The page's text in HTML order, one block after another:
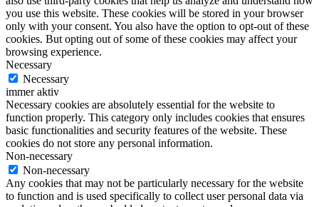
you use this website. These cookies will be stored in your browser
only with your consent. You also have the option to opt-out of these
cookies. But opting out of some of these cookies may affect your
browsing experience.
Necessary
Necessary
immer aktiv
Necessary cookies are absolutely essential for the website to
function properly. This category only includes cookies that ensures
basic functionalities and security features of the website. These
cookies do not store any personal information.
Non-necessary
Non-necessary
Any cookies that may not be particularly necessary for the website
to function and is used specifically to collect user personal data via